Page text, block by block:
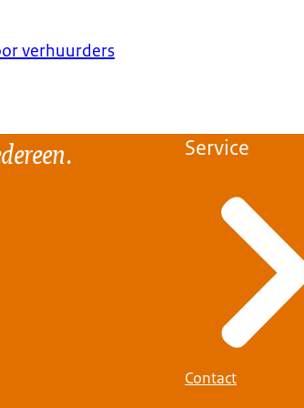
hoort een
informatie. De NVVK faciliteert de
Meer informatie vind je op
het
verhuurders
Service
Contact